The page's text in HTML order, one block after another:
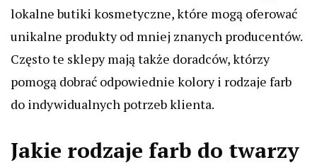
lokalne butiki kosmetyczne, które mogą oferować
unikalne produkty od mniej znanych producentów.
Często te sklepy mają także doradców, którzy
pomogą dobrać odpowiednie kolory i rodzaje farb
do indywidualnych potrzeb klienta.
Jakie rodzaje farb do twarzy